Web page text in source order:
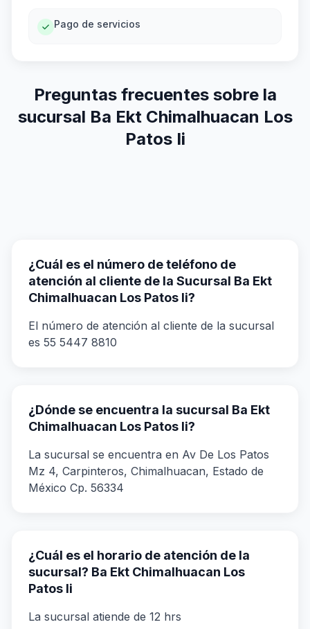
Pago de servicios
Preguntas frecuentes sobre la
sucursal Ba Ekt Chimalhuacan Los
Patos Ii
¿Cuál es el número de teléfono de
atención al cliente de la Sucursal Ba Ekt
Chimalhuacan Los Patos Ii?
El número de atención al cliente de la sucursal
es 55 5447 8810
¿Dónde se encuentra la sucursal Ba Ekt
Chimalhuacan Los Patos Ii?
La sucursal se encuentra en Av De Los Patos
Mz 4, Carpinteros, Chimalhuacan, Estado de
México Cp. 56334
¿Cuál es el horario de atención de la
sucursal? Ba Ekt Chimalhuacan Los
Patos Ii
La sucursal atiende de 12 hrs